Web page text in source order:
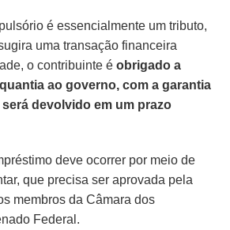
é essencialmente um tributo,
uma transação financeira
o contribuinte éobrigado a
ao governo, com a garantia
devolvido em um prazo
deve ocorrer por meio de
que precisa ser aprovada pela
membros da Câmara dos
Federal.